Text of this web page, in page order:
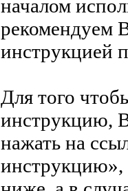
началом
рекомендуем
инструкцией
Для того
инструкцию,
нажать на